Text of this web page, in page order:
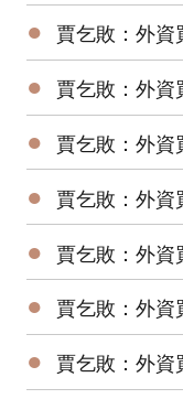
● 賈乞敗：外資買
● 賈乞敗：外資買
● 賈乞敗：外資買
● 賈乞敗：外資買
● 賈乞敗：外資買
● 賈乞敗：外資買
● 賈乞敗：外資買